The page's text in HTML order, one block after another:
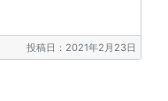
投稿日：2021年2月23日